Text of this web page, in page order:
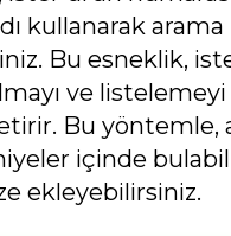
kullanarak arama
Bu esneklik,
ve listelemeyi
Bu yöntemle,
içinde
ekleyebilirsiniz.